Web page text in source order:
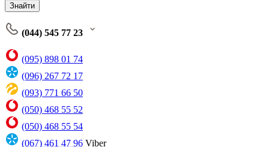
Знайти
(044) 545 77 23
(095) 898 01 74
(096) 267 72 17
(093) 771 66 50
(050) 468 55 52
(050) 468 55 54
(067) 461 47 96 Viber